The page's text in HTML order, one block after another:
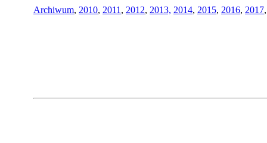
Archiwum, 2010, 2011 , 2012, 2013, 2014, 2015, 2016, 2017